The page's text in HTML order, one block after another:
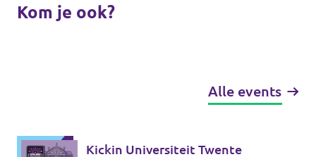
Kom je ook?
Alle events
Kickin Universiteit Twente